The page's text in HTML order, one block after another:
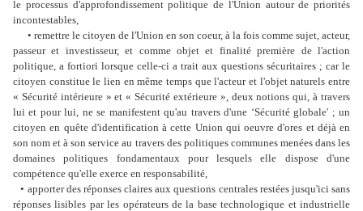
le processus d'approfondissement politique de l'Union autour de priorités
incontestables,
• remettre le citoyen de l'Union en son coeur, à la fois comme sujet, acteur,
passeur et investisseur, et comme objet et finalité première de l'action
politique, a fortiori lorsque celle-ci a trait aux questions sécuritaires ; car le
citoyen constitue le lien en même temps que l'acteur et l'objet naturels entre
« Sécurité intérieure » et « Sécurité extérieure », deux notions qui, à travers
lui et pour lui, ne se manifestent qu'au travers d'une ‘Sécurité globale' ; un
citoyen en quête d'identification à cette Union qui oeuvre d'ores et déjà en
son nom et à son service au travers des politiques communes menées dans les
domaines politiques fondamentaux pour lesquels elle dispose d'une
compétence qu'elle exerce en responsabilité,
• apporter des réponses claires aux questions centrales restées jusqu'ici sans
réponses lisibles par les opérateurs de la base technologique et industrielle